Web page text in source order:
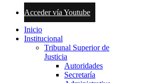
Acceder vía Youtube
Inicio
Institucional
Tribunal Superior de
Justicia
Autoridades
Secretaría